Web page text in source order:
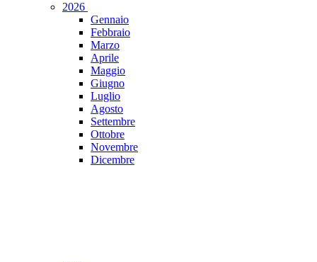
2026
Gennaio
Febbraio
Marzo
Aprile
Maggio
Giugno
Luglio
Agosto
Settembre
Ottobre
Novembre
Dicembre